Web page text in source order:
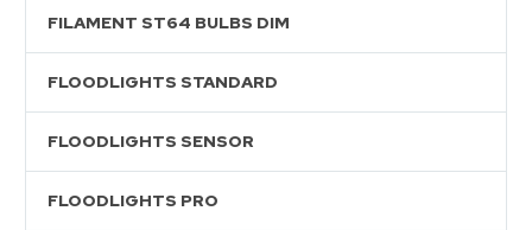
FILAMENT ST64 BULBS DIM
FLOODLIGHTS STANDARD
FLOODLIGHTS SENSOR
FLOODLIGHTS PRO